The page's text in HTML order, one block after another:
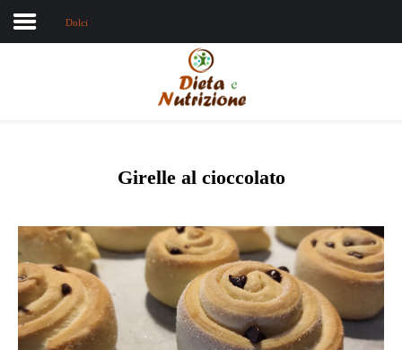
Terapie Naturali
Dolci
Girelle al cioccolato